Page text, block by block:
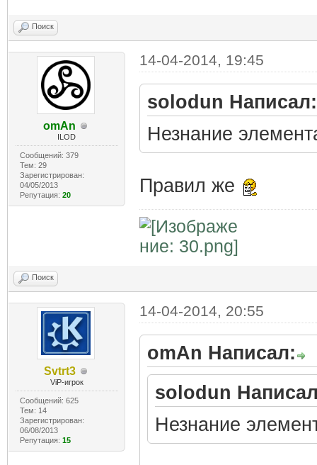
Поиск
omAn
ILOD
Сообщений: 379
Тем: 29
Зарегистрирован:
04/05/2013
Репутация: 20
14-04-2014, 19:45
solodun Написал:
Незнание
Правил же
Поиск
Svtrt3
ViP-игрок
Сообщений: 625
Тем: 14
Зарегистрирован:
06/08/2013
Репутация: 15
14-04-2014, 20:55
omAn Написал:
solodun
Незнание